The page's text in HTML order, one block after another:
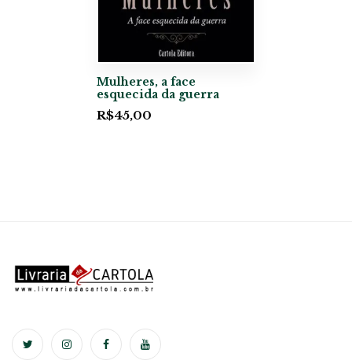
Mulheres, a face
esquecida da guerra
R$45,00